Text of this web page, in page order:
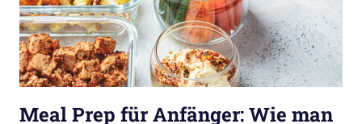
Meal Prep für Anfänger: Wie man